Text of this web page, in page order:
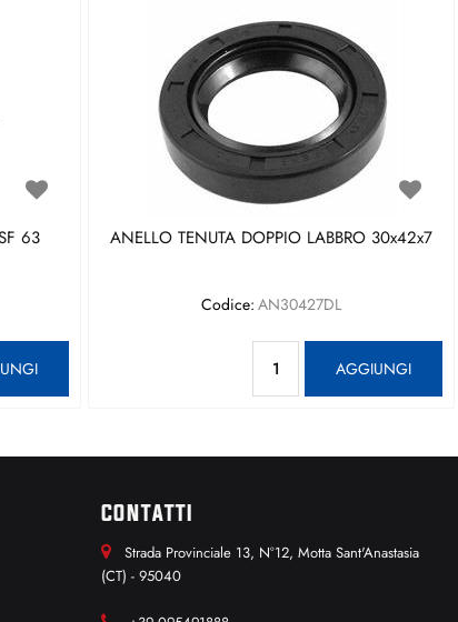
63 ANELLO TENUTA DOPPIO LABBRO 30x42x7
Codice: AN30427DL
AGGIUNGI
CONTATTI
Strada Provinciale 13, N°12, Motta Sant'Anastasia
(CT) - 95040